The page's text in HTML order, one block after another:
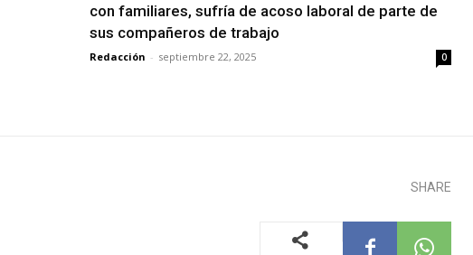
con familiares, sufría de acoso laboral de parte de
sus compañeros de trabajo
Redacción - septiembre 22, 2025 0
SHARE